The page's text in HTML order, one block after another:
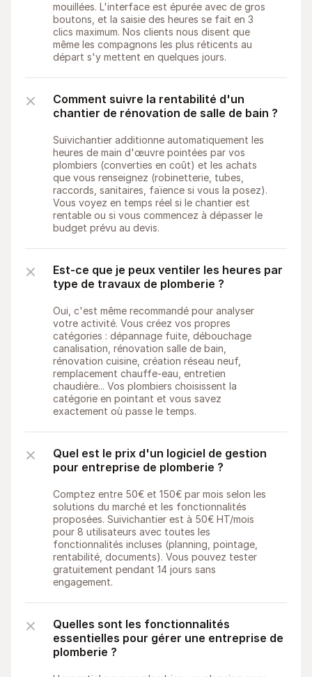
mouillées. L'interface est épurée avec de gros
boutons, et la saisie des heures se fait en 3
clics maximum. Nos clients nous disent que
même les compagnons les plus réticents au
départ s'y mettent en quelques jours.
Comment suivre la rentabilité d'un
chantier de rénovation de salle de bain ?
Suivichantier additionne automatiquement les
heures de main d'œuvre pointées par vos
plombiers (converties en coût) et les achats
que vous renseignez (robinetterie, tubes,
raccords, sanitaires, faïence si vous la posez).
Vous voyez en temps réel si le chantier est
rentable ou si vous commencez à dépasser le
budget prévu au devis.
Est-ce que je peux ventiler les heures par
type de travaux de plomberie ?
Oui, c'est même recommandé pour analyser
votre activité. Vous créez vos propres
catégories : dépannage fuite, débouchage
canalisation, rénovation salle de bain,
rénovation cuisine, création réseau neuf,
remplacement chauffe-eau, entretien
chaudière... Vos plombiers choisissent la
catégorie en pointant et vous savez
exactement où passe le temps.
Quel est le prix d'un logiciel de gestion
pour entreprise de plomberie ?
Comptez entre 50€ et 150€ par mois selon les
solutions du marché et les fonctionnalités
proposées. Suivichantier est à 50€ HT/mois
pour 8 utilisateurs avec toutes les
fonctionnalités incluses (planning, pointage,
rentabilité, documents). Vous pouvez tester
gratuitement pendant 14 jours sans
engagement.
Quelles sont les fonctionnalités
essentielles pour gérer une entreprise de
plomberie ?